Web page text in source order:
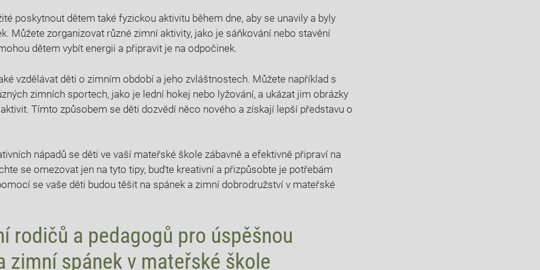
poskytnout dětem také fyzickou aktivitu během dne, aby se unavily a byly
Můžete zorganizovat různé zimní aktivity, jako je sáňkování nebo stavění
dětem vybít energii a připravit je na odpočinek.
vzdělávat děti o zimním období a jeho zvláštnostech. Můžete například s
zimních sportech, jako je lední hokej nebo lyžování, a ukázat jim obrázky
Tímto způsobem se děti dozvědí něco nového a získají lepší představu o
nápadů se děti ve vaší mateřské škole zábavně a efektivně připraví na
se omezovat jen na tyto tipy, buďte kreativní a přizpůsobte je potřebám
se vaše děti budou těšit na spánek a zimní dobrodružství v mateřské
rodičů a pedagogů pro úspěšnou
zimní spánek v mateřské škole